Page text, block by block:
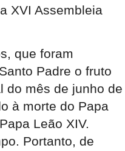
XVI Assembleia
que foram
Padre o fruto
do mês de junho de
à morte do Papa
Leão XIV.
Portanto, de